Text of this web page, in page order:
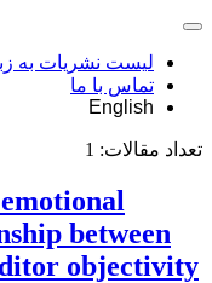
لیست نشریات به
تماس با ما
English
تعداد مقالات: 1
between
objectivity